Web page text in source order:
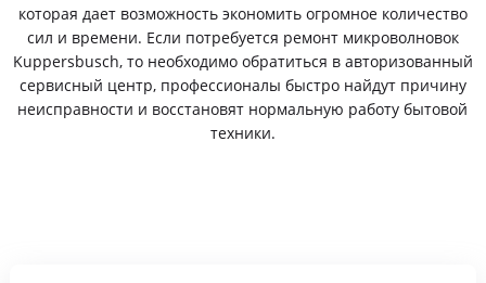
которая дает возможность экономить огромное количество
сил и времени. Если потребуется ремонт микроволновок
Kuppersbusch, то необходимо обратиться в авторизованный
сервисный центр, профессионалы быстро найдут причину
неисправности и восстановят нормальную работу бытовой
техники.